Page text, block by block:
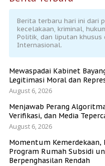
Berita terbaru hari ini dari
kecelakaan, kriminal,
Politik, dan liputan khusus
Internasional.
Mewaspadai Kabinet
Legitimasi Moral dan
August 6, 2026
Menjawab Perang
Verifikasi, dan Media
August 6, 2026
Momentum Kemerdekaan,
Program Rumah Subsidi
Berpenghasilan Rendah